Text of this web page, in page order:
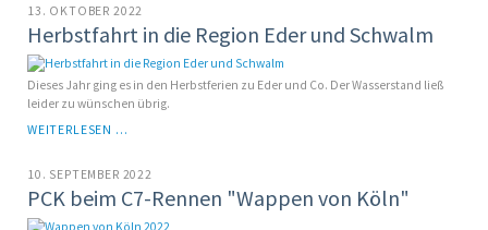
JEM
IN
NIKOLSDORF
13. OKTOBER 2022
Herbstfahrt in die Region Eder und Schwalm
Dieses Jahr ging es in den Herbstferien zu Eder und Co. Der Wasserstand ließ
leider zu wünschen übrig.
WEITERLESEN …
REGION
EDER
UND
10. SEPTEMBER 2022
PCK beim C7-Rennen "Wappen von Köln"